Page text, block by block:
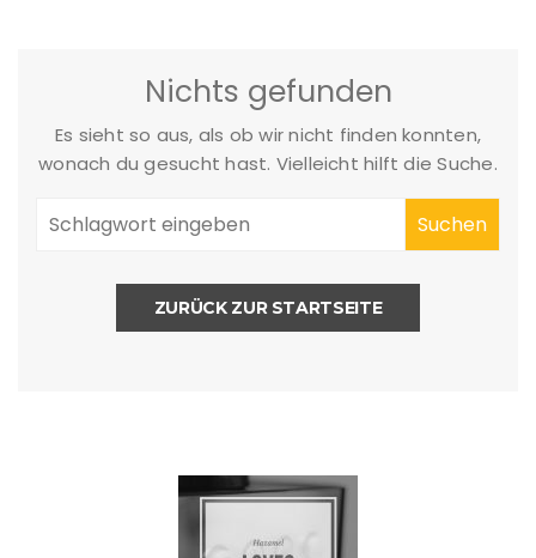
Nichts gefunden
Es sieht so aus, als ob wir nicht finden konnten,
wonach du gesucht hast. Vielleicht hilft die Suche.
ZURÜCK ZUR STARTSEITE